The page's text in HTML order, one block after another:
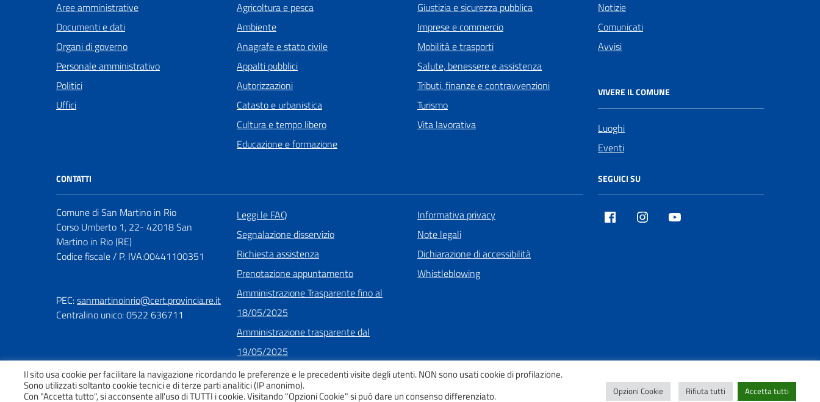
Aree amministrative
Documenti e dati
Organi di governo
Personale amministrativo
Politici
Uffici
Agricoltura e pesca
Ambiente
Anagrafe e stato civile
Appalti pubblici
Autorizzazioni
Catasto e urbanistica
Cultura e tempo libero
Educazione e formazione
Giustizia e sicurezza pubblica
Imprese e commercio
Mobilità e trasporti
Salute, benessere e assistenza
Tributi, finanze e contravvenzioni
Turismo
Vita lavorativa
Notizie
Comunicati
Avvisi
VIVERE IL COMUNE
Luoghi
Eventi
CONTATTI
Comune di San Martino in Rio
Corso Umberto 1, 22- 42018 San
Martino in Rio (RE)
Codice fiscale / P. IVA:00441100351
PEC:sanmartinoinrio@cert.provincia.re.it
Centralino unico: 0522 636711
Leggi le FAQ
Segnalazione disservizio
Richiesta assistenza
Prenotazione appuntamento
Amministrazione Trasparente fino al
18/05/2025
Amministrazione trasparente dal
19/05/2025
Informativa privacy
Note legali
Dichiarazione di accessibilità
Whistleblowing
SEGUICI SU
Facebook Instagram
Il sito usa cookie per facilitare la navigazione ricordando le preferenze e le precedenti visite degli utenti. NON sono usati cookie di profilazione.
Sono utilizzati soltanto cookie tecnici e di terze parti analitici (IP anonimo).
Con "Accetta tutto", si acconsente all'uso di TUTTI i cookie. Visitando "Opzioni Cookie" si può dare un consenso differenziato. Opzioni Cookie Rifiuta tutti Accetta tutti